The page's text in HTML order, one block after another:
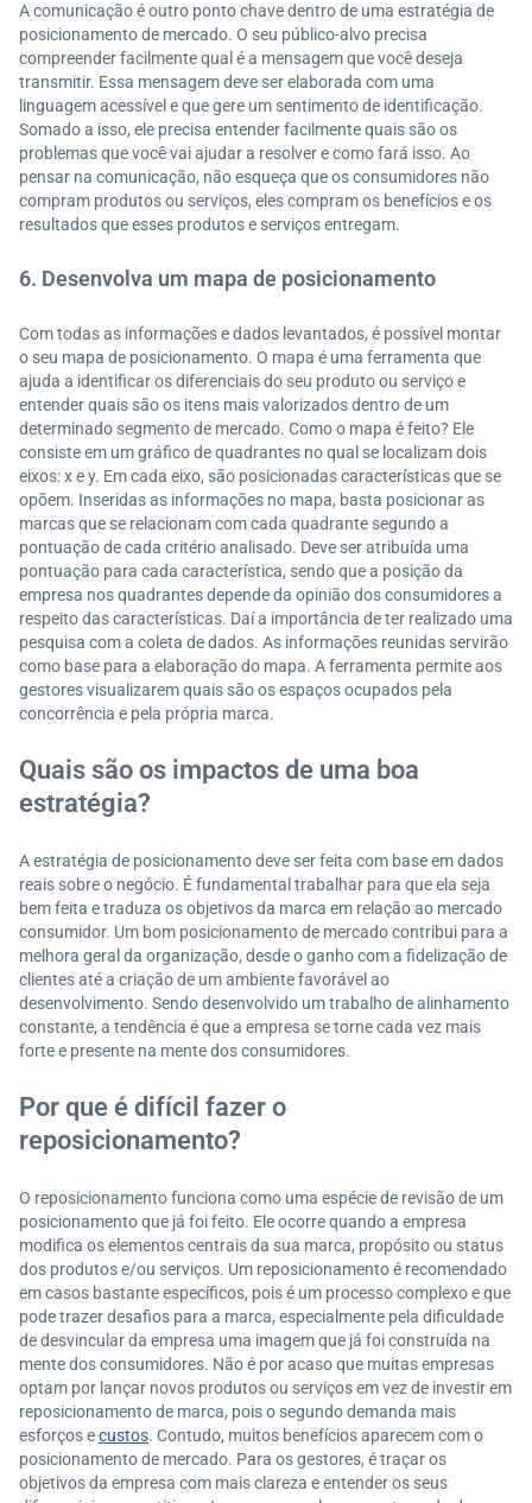
A comunicação é outro ponto chave dentro de uma estratégia de
posicionamento de mercado. O seu público-alvo precisa
compreender facilmente qual é a mensagem que você deseja
transmitir. Essa mensagem deve ser elaborada com uma
linguagem acessível e que gere um sentimento de identificação.
Somado a isso, ele precisa entender facilmente quais são os
problemas que você vai ajudar a resolver e como fará isso. Ao
pensar na comunicação, não esqueça que os consumidores não
compram produtos ou serviços, eles compram os benefícios e os
resultados que esses produtos e serviços entregam.
6. Desenvolva um mapa de posicionamento
Com todas as informações e dados levantados, é possível montar
o seu mapa de posicionamento. O mapa é uma ferramenta que
ajuda a identificar os diferenciais do seu produto ou serviço e
entender quais são os itens mais valorizados dentro de um
determinado segmento de mercado. Como o mapa é feito? Ele
consiste em um gráfico de quadrantes no qual se localizam dois
eixos: x e y. Em cada eixo, são posicionadas características que se
opõem. Inseridas as informações no mapa, basta posicionar as
marcas que se relacionam com cada quadrante segundo a
pontuação de cada critério analisado. Deve ser atribuída uma
pontuação para cada característica, sendo que a posição da
empresa nos quadrantes depende da opinião dos consumidores a
respeito das características. Daí a importância de ter realizado uma
pesquisa com a coleta de dados. As informações reunidas servirão
como base para a elaboração do mapa. A ferramenta permite aos
gestores visualizarem quais são os espaços ocupados pela
concorrência e pela própria marca.
Quais são os impactos de uma boa
estratégia?
A estratégia de posicionamento deve ser feita com base em dados
reais sobre o negócio. É fundamental trabalhar para que ela seja
bem feita e traduza os objetivos da marca em relação ao mercado
consumidor. Um bom posicionamento de mercado contribui para a
melhora geral da organização, desde o ganho com a fidelização de
clientes até a criação de um ambiente favorável ao
desenvolvimento. Sendo desenvolvido um trabalho de alinhamento
constante, a tendência é que a empresa se torne cada vez mais
forte e presente na mente dos consumidores.
Por que é difícil fazer o
reposicionamento?
O reposicionamento funciona como uma espécie de revisão de um
posicionamento que já foi feito. Ele ocorre quando a empresa
modifica os elementos centrais da sua marca, propósito ou status
dos produtos e/ou serviços. Um reposicionamento é recomendado
em casos bastante específicos, pois é um processo complexo e que
pode trazer desafios para a marca, especialmente pela dificuldade
de desvincular da empresa uma imagem que já foi construída na
mente dos consumidores. Não é por acaso que muitas empresas
optam por lançar novos produtos ou serviços em vez de investir em
reposicionamento de marca, pois o segundo demanda mais
esforços ecustos. Contudo, muitos benefícios aparecem com o
posicionamento de mercado. Para os gestores, é traçar os
objetivos da empresa com mais clareza e entender os seus